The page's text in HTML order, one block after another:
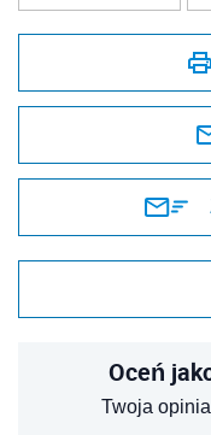
Oceń
Twoja